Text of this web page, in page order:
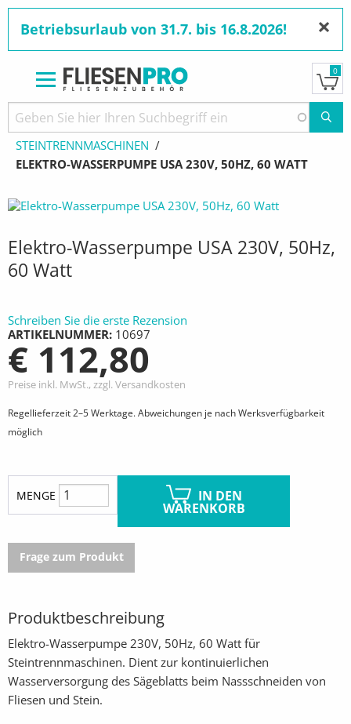
zum
Inhalt
Betriebsurlaub von 31.7. bis 16.8.2026! ×
0
Pfadnavigation
STARTSEITE PRODUKTE
STEIN-TRENNMASCHINEN
STEINTRENNMASCHINEN
AKTUELL:
ELEKTRO-WASSERPUMPE USA 230V, 50HZ, 60 WATT
Elektro-Wasserpumpe USA 230V, 50Hz,
60 Watt
Schreiben Sie die erste Rezension
ARTIKELNUMMER 10697
€ 112,80
Preise inkl. MwSt., zzgl. Versandkosten
Regellieferzeit 2–5 Werktage. Abweichungen je nach Werksverfügbarkeit
möglich
MENGE IN DEN
WARENKORB
Frage zum Produkt
Produktbeschreibung
Elektro-Wasserpumpe 230V, 50Hz, 60 Watt für
Steintrennmaschinen. Dient zur kontinuierlichen
Wasserversorgung des Sägeblatts beim Nassschneiden von
Fliesen und Stein.